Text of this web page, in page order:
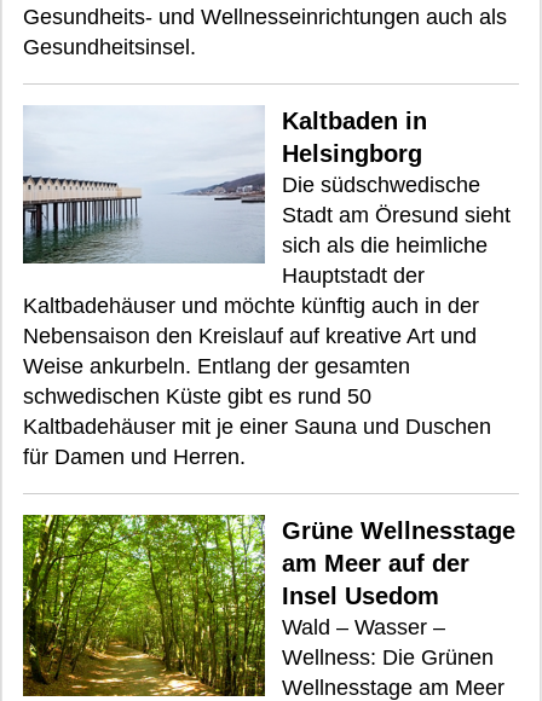
Gesundheits- und Wellnesseinrichtungen auch als
Gesundheitsinsel.
Kaltbaden in
Helsingborg
Die südschwedische
Stadt am Öresund sieht
sich als die heimliche
Hauptstadt der
Kaltbadehäuser und möchte künftig auch in der
Nebensaison den Kreislauf auf kreative Art und
Weise ankurbeln. Entlang der gesamten
schwedischen Küste gibt es rund 50
Kaltbadehäuser mit je einer Sauna und Duschen
für Damen und Herren.
Grüne Wellnesstage
am Meer auf der
Insel Usedom
Wald – Wasser –
Wellness: Die Grünen
Wellnesstage am Meer